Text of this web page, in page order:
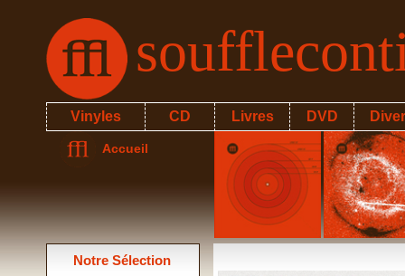
Vinyles CD Livres DVD
Accueil
Notre Sélection